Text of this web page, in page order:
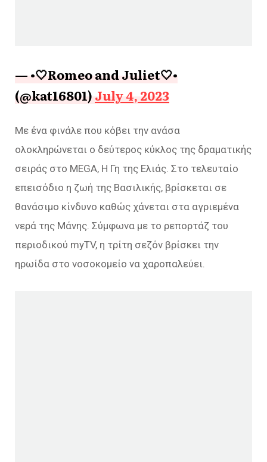
— •🤍Romeo and Juliet🤍•
(@kat16801)July 4, 2023
Με ένα φινάλε που κόβει την ανάσα
ολοκληρώνεται ο δεύτερος κύκλος της δραματικής
σειράς στο MEGA, Η Γη της Ελιάς. Στο τελευταίο
επεισόδιο η ζωή της Βασιλικής, βρίσκεται σε
θανάσιμο κίνδυνο καθώς χάνεται στα αγριεμένα
νερά της Μάνης. Σύμφωνα με το ρεπορτάζ του
περιοδικού myTV, η τρίτη σεζόν βρίσκει την
ηρωίδα στο νοσοκομείο να χαροπαλεύει.